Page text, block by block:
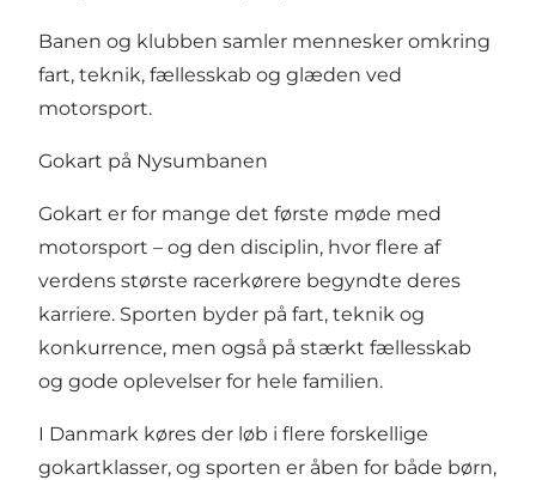
Banen og klubben samler mennesker omkring
fart, teknik, fællesskab og glæden ved
motorsport.
Gokart på Nysumbanen
Gokart er for mange det første møde med
motorsport – og den disciplin, hvor flere af
verdens største racerkørere begyndte deres
karriere. Sporten byder på fart, teknik og
konkurrence, men også på stærkt fællesskab
og gode oplevelser for hele familien.
I Danmark køres der løb i flere forskellige
gokartklasser, og sporten er åben for både børn,